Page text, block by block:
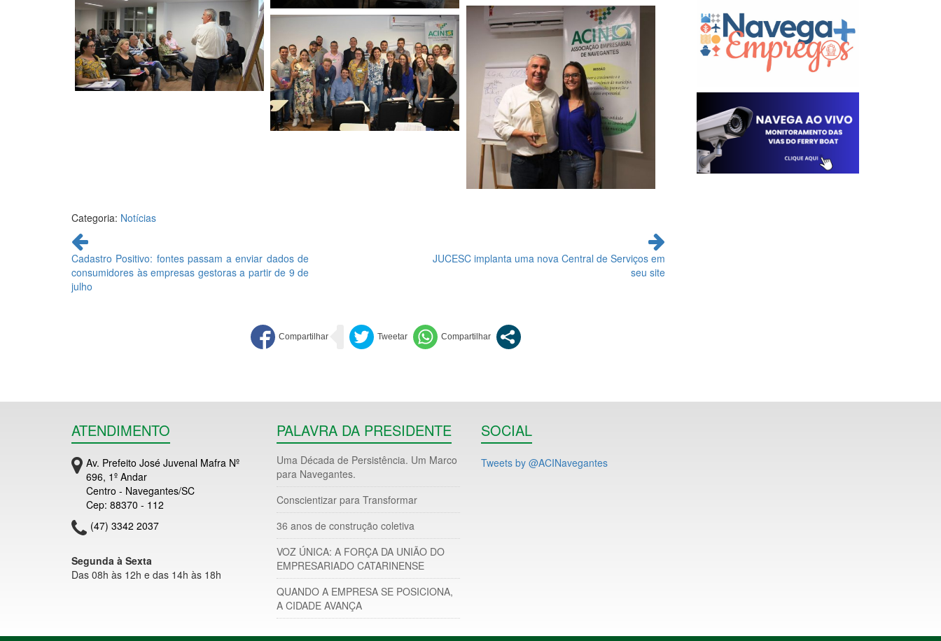
Categoria: Notícias
Continue
lendo
Cadastro Positivo: fontes passam a enviar dados de
consumidores às empresas gestoras a partir de 9 de
julho
JUCESC implanta uma nova Central de Serviços em
seu site
ATENDIMENTO
Av. Prefeito José Juvenal Mafra Nº
696, 1º Andar
Centro - Navegantes/SC
Cep: 88370 - 112
(47) 3342 2037
Segunda à Sexta
Das 08h às 12h e das 14h às 18h
PALAVRA DA PRESIDENTE
Uma Década de Persistência. Um Marco
para Navegantes.
Conscientizar para Transformar
36 anos de construção coletiva
VOZ ÚNICA: A FORÇA DA UNIÃO DO
EMPRESARIADO CATARINENSE
QUANDO A EMPRESA SE POSICIONA,
A CIDADE AVANÇA
SOCIAL
Tweets by @ACINavegantes